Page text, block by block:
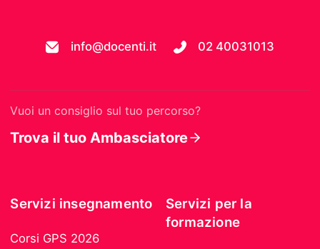
info@docenti.it 02 40031013
Vuoi un consiglio sul tuo percorso?
Trova il tuo Ambasciatore
Servizi insegnamento
Corsi GPS 2026
Servizi per la
formazione